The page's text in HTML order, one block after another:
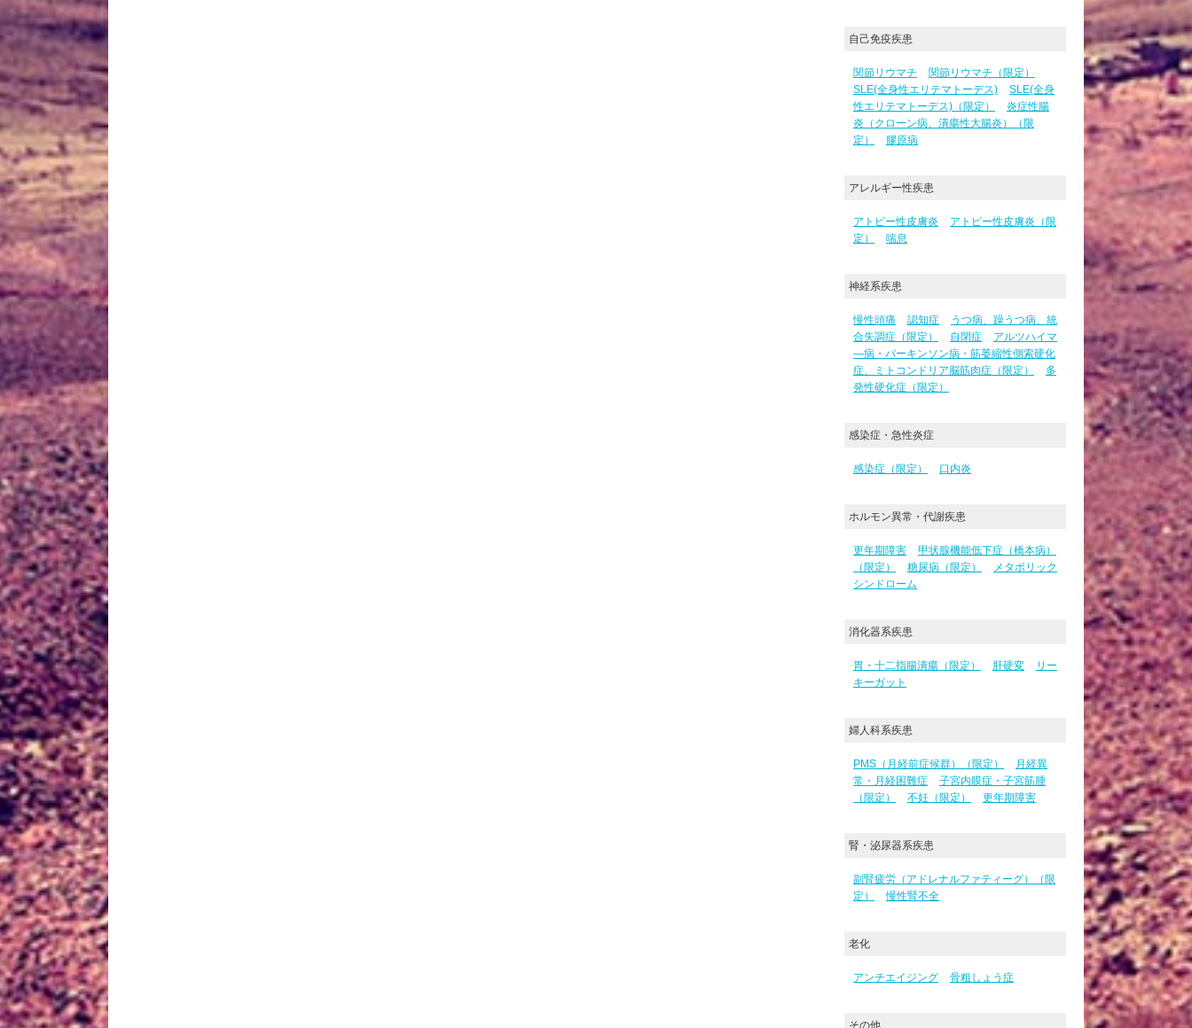
自己免疫疾患
関節リウマチ
関節リウマチ（限定）
SLE(全身性エリテマトーデス)
SLE(全身
性エリテマトーデス)（限定）
炎症性腸
炎（クローン病、潰瘍性大腸炎）（限
定）
膠原病
アレルギー性疾患
アトピー性皮膚炎
アトピー性皮膚炎（限
定）
喘息
神経系疾患
慢性頭痛 認知症
うつ病、躁うつ病、統
合失調症（限定）
自閉症
アルツハイマ
―病・パーキンソン病・筋萎縮性側索硬化
症、ミトコンドリア脳筋肉症（限定）
多
発性硬化症（限定）
感染症・急性炎症
感染症（限定） 口内炎
ホルモン異常・代謝疾患
更年期障害
甲状腺機能低下症（橋本病）
（限定）
糖尿病（限定）
メタボリック
シンドローム
消化器系疾患
胃・十二指腸潰瘍（限定） 肝硬変
リー
キーガット
婦人科系疾患
PMS（月経前症候群）（限定）
月経異
常・月経困難症
子宮内膜症・子宮筋腫
（限定）
不妊（限定） 更年期障害
腎・泌尿器系疾患
副腎疲労（アドレナルファティーグ）（限
定）
慢性腎不全
老化
アンチエイジング 骨粗しょう症